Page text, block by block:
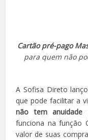
Cartão pré-pago
para quem não
A Sofisa Direto
que pode facilitar a
não tem
funciona na função
valor de suas